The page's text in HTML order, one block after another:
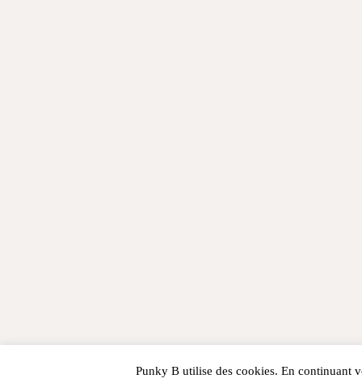
Punky B utilise des cookies. En continuant